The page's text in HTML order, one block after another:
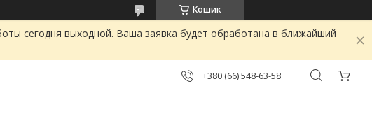
Кошик
сегодня выходной. Ваша заявка будет обработана в ближайший
+380 (66) 548-63-58